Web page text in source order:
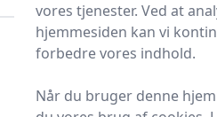
Forside
Øvrige produkter
vores tjenester. Ved at
hjemmesiden kan vi
forbedre vores indhold.
Når du bruger denne